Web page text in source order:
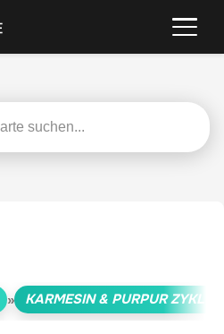
» KARMESIN & PURPUR ZYKLUS